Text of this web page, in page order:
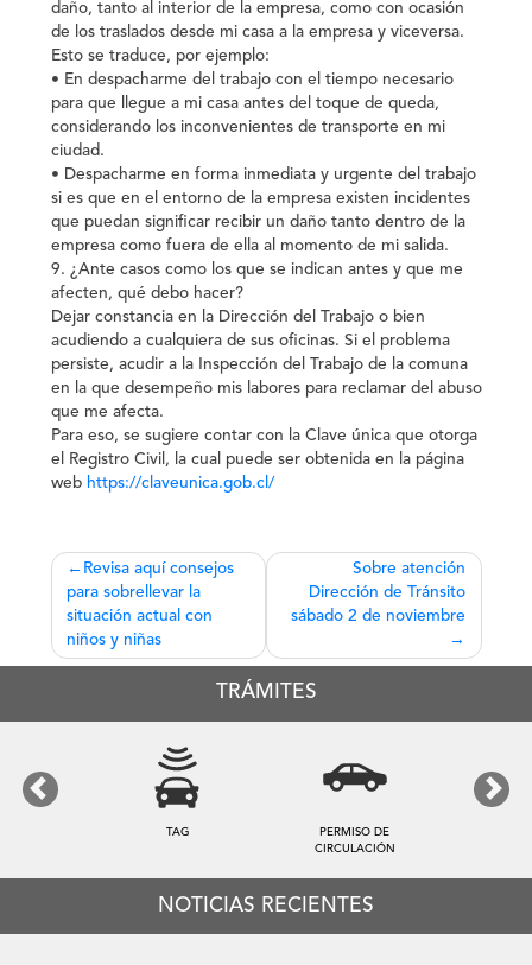
daño, tanto al interior de la empresa, como con ocasión
de los traslados desde mi casa a la empresa y viceversa.
Esto se traduce, por ejemplo:
• En despacharme del trabajo con el tiempo necesario
para que llegue a mi casa antes del toque de queda,
considerando los inconvenientes de transporte en mi
ciudad.
• Despacharme en forma inmediata y urgente del trabajo
si es que en el entorno de la empresa existen incidentes
que puedan significar recibir un daño tanto dentro de la
empresa como fuera de ella al momento de mi salida.
9. ¿Ante casos como los que se indican antes y que me
afecten, qué debo hacer?
Dejar constancia en la Dirección del Trabajo o bien
acudiendo a cualquiera de sus oficinas. Si el problema
persiste, acudir a la Inspección del Trabajo de la comuna
en la que desempeño mis labores para reclamar del abuso
que me afecta.
Para eso, se sugiere contar con la Clave única que otorga
el Registro Civil, la cual puede ser obtenida en la página
web https://claveunica.gob.cl/
Navegación
de
entradas
Revisa aquí consejos
para sobrellevar la
situación actual con
niños y niñas
Sobre atención
Dirección de Tránsito
sábado 2 de noviembre
TRÁMITES
TAG
PERMISO DE
CIRCULACIÓN
Previous Next
NOTICIAS RECIENTES